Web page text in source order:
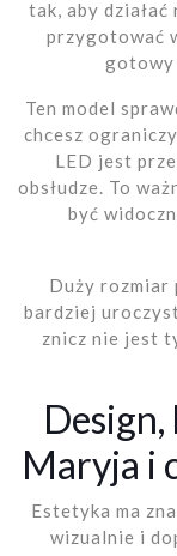
tak, aby działać
przygotować
gotowy
Ten model
chcesz
LED jest
obsłudze. To
być
Duży rozmiar
bardziej
znicz nie jest
Maryja i
Estetyka ma
wizualnie i